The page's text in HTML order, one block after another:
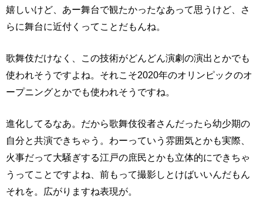
嬉しいけど、あー舞台で観たかったなあって思うけど、さ
らに舞台に近付くってことだもんね。
歌舞伎だけなく、この技術がどんどん演劇の演出とかでも
使われそうですよね。それこそ2020年のオリンピックのオ
ープニングとかでも使われそうですね。
進化してるなあ。だから歌舞伎役者さんだったら幼少期の
自分と共演できちゃう。わーっていう雰囲気とかも実際、
火事だって大騒ぎする江戸の庶民とかも立体的にできちゃ
うってことですよね、前もって撮影しとけばいいんだもん
それを。広がりますね表現が。